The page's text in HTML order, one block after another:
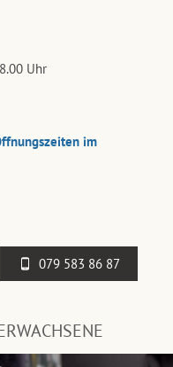
Uhr
im
079 583 86 87